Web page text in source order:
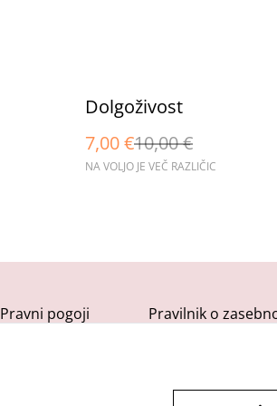
%
Dolgoživost
7,00 €10,00 €
NA VOLJO JE VEČ RAZLIČIC
Pravni pogoji Pravilnik o